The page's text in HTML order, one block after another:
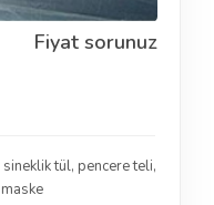
Fiyat sorunuz
tül, pencere teli,
maske